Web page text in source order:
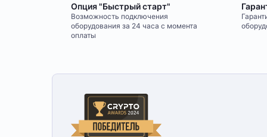
Опция "Быстрый старт"
Возможность подключения
оборудования за 24 часа с момента
оплаты